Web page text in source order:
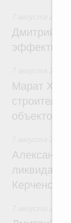
Дмитрий
Марат
объектов
Александр